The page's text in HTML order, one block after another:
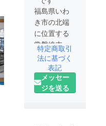
福島県いわ
き市の北端
に位置する
常磐線末続
駅は、2027
年開設80周
年を迎えま
す。
特定商取引
法に基づく
表記
メッセー
ジを送る